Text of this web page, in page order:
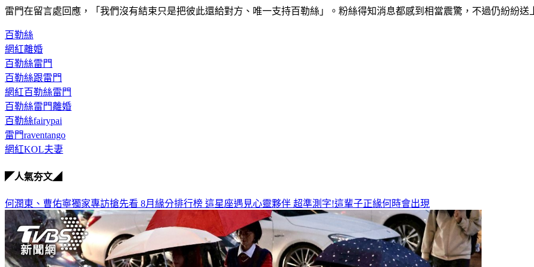
雷門在留言處回應，「我們沒有結束只是把彼此還給對方、唯一支持百勒絲」。粉絲得知消息都感到相當震驚，不過仍紛紛送
百勒絲
網紅離婚
百勒絲雷門
百勒絲跟雷門
網紅百勒絲雷門
百勒絲雷門離婚
百勒絲fairypai
雷門raventango
網紅KOL夫妻
◤人氣夯文◢
何潤東、曹佑寧獨家專訪搶先看 8月緣分排行榜 這星座遇見心靈夥伴 超準測字!這輩子正緣何時會出現